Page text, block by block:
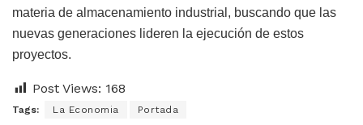
materia de almacenamiento industrial, buscando que las
nuevas generaciones lideren la ejecución de estos
proyectos.
Post Views: 168
Tags: La Economia Portada